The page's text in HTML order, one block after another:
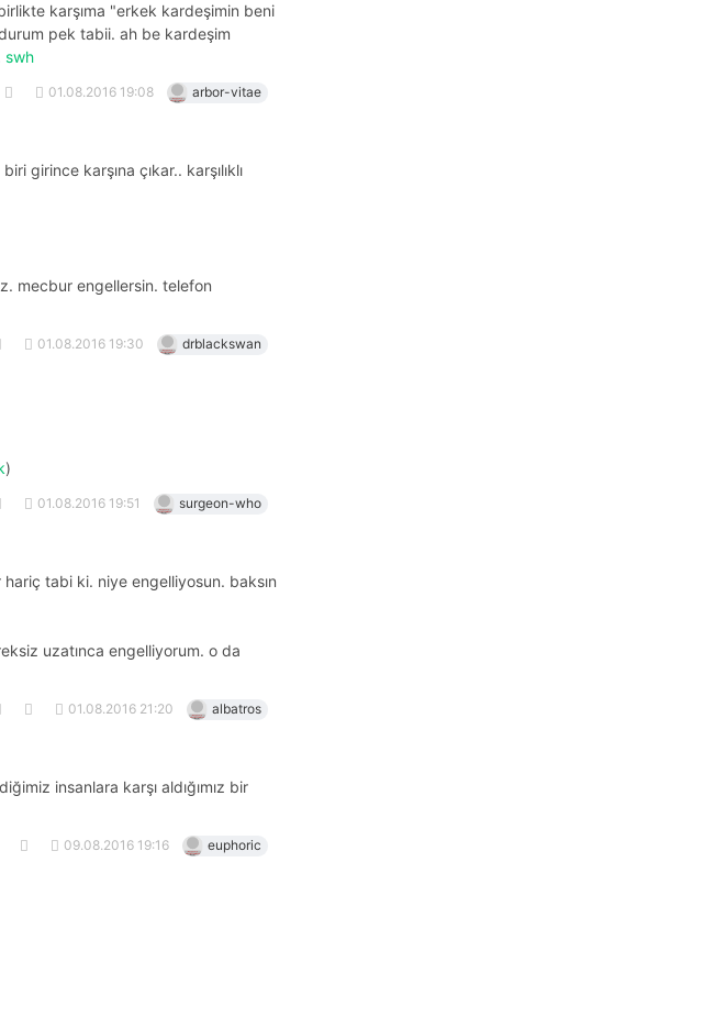
karşıma "erkek kardeşimin beni
pek tabii. ah be kardeşim
swh
01.08.2016 19:08 arbor-vitae
girince karşına çıkar.. karşılıklı
mecbur engellersin. telefon
01.08.2016 19:30 drblackswan
)
01.08.2016 19:51 surgeon-who
tabi ki. niye engelliyosun. baksın
uzatınca engelliyorum. o da
01.08.2016 21:20 albatros
insanlara karşı aldığımız bir
09.08.2016 19:16 euphoric